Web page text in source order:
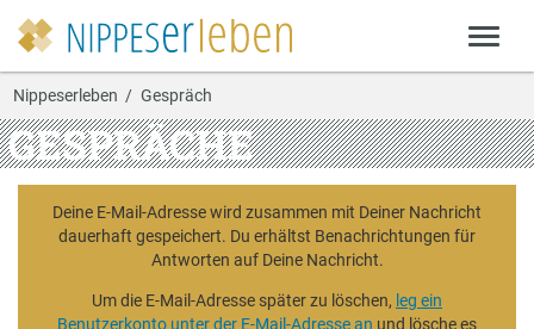
Nippeserleben Gespräch
GESPRÄCHE
Deine E-Mail-Adresse wird zusammen mit Deiner Nachricht
dauerhaft gespeichert. Du erhältst Benachrichtungen für
Antworten auf Deine Nachricht.
Um die E-Mail-Adresse später zu löschen, leg ein
Benutzerkonto unter der E-Mail-Adresse an und lösche es